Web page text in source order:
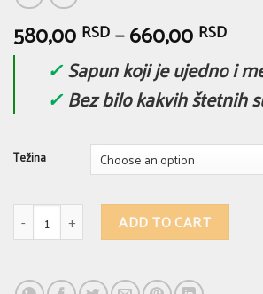
580,00 RSD–660,00 RSD
✓Sapun koji je ujedno i
✓Bez bilo kakvih štetnih
Težina
Kozji sapun 239 - PROTIV SVRABA KOŽE I
ADD TO CART